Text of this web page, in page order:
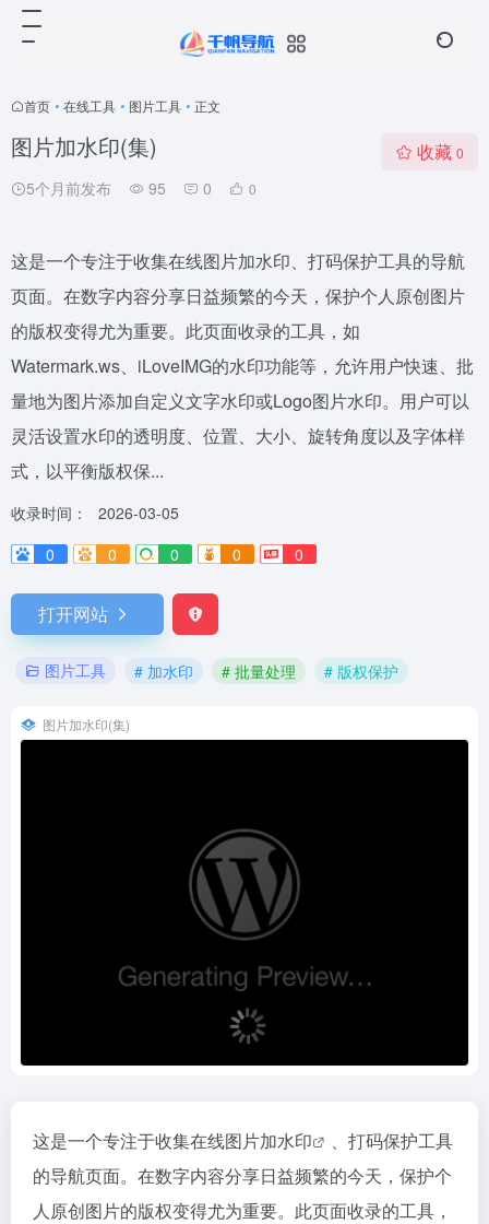
首页 • 在线工具 • 图片工具 • 正文
图片加水印(集)
5个月前发布 95 0 0
收藏 0
这是一个专注于收集在线图片加水印、打码保护工具的导航
页面。在数字内容分享日益频繁的今天，保护个人原创图片
的版权变得尤为重要。此页面收录的工具，如
Watermark.ws、iLoveIMG的水印功能等，允许用户快速、批
量地为图片添加自定义文字水印或Logo图片水印。用户可以
灵活设置水印的透明度、位置、大小、旋转角度以及字体样
式，以平衡版权保...
收录时间：
2026-03-05
0
0 0 0 0
打开网站
图片工具 # 加水印 # 批量处理 # 版权保护
图片加水印(集)
这是一个专注于收集在线图片加水印
、打码保护工具
的导航页面。在数字内容分享日益频繁的今天，保护个
人原创图片的版权变得尤为重要。此页面收录的工具，